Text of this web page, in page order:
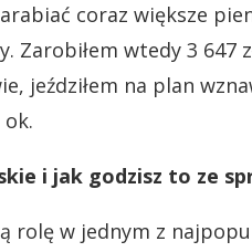
coraz większe
Zarobiłem wtedy 3 647
jeździłem na plan
i jak godzisz to ze
rolę w jednym z